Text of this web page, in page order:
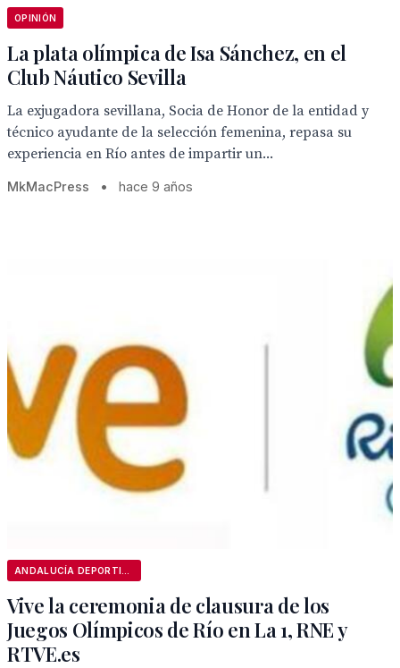
OPINIÓN
La plata olímpica de Isa Sánchez, en el
Club Náutico Sevilla
La exjugadora sevillana, Socia de Honor de la entidad y
técnico ayudante de la selección femenina, repasa su
experiencia en Río antes de impartir un...
MkMacPress • hace 9 años
Vive la ceremonia de clausura de los
Juegos Olímpicos de Río en La 1, RNE y
RTVE.es